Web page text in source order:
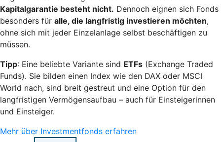
Kapitalgarantie besteht nicht. Dennoch eignen sich Fonds
besonders für alle, die langfristig investieren möchten,
ohne sich mit jeder Einzelanlage selbst beschäftigen zu
müssen.
Tipp: Eine beliebte Variante sind ETFs (Exchange Traded
Funds). Sie bilden einen Index wie den DAX oder MSCI
World nach, sind breit gestreut und eine Option für den
langfristigen Vermögensaufbau – auch für Einsteigerinnen
und Einsteiger.
Mehr über Investmentfonds erfahren